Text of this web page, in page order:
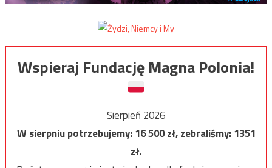
Wspieraj Fundację Magna Polonia!
Sierpień 2026
W sierpniu potrzebujemy:16 500zł, zebraliśmy:1351
zł.